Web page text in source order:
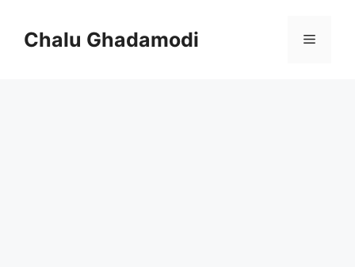
contentChalu Ghadamodi Menu